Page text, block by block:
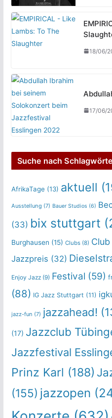
18/06/
17/06/
Suche nach
AfrikaTage (13) aktuell
Ausstellung (7) Bauer Studios (6)
(33) bix stuttgart
Burghausen (15) Clubs(8)
Jazzpreis (32)
Enjoy Jazz(9) Festival (59)
(88) IG Jazz Stuttgart (11)
jazz-fun (7) jazzahead!
(17) Jazzclub
Jazzfestival
Prinz Karl (188)
(155) jazzopen